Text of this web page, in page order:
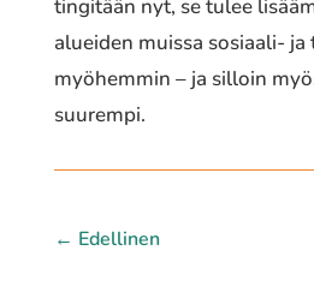
tingitään nyt, se tulee
alueiden muissa sosiaali-
myöhemmin – ja silloin
suurempi.
← Edellinen